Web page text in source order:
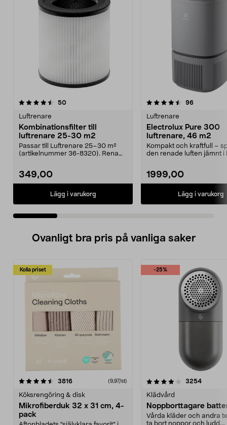
50recensioner
Luftrenare
Kombinationsfilter till
luftrenare 25-30 m2
Passar till Luftrenare 25–30 m²
(artikelnummer 36-8320). Rena
349,00
Lägg i varukorg
4.5 av 5 stjärnor 96recensioner
Luftrenare
Electrolux Pure 300
luftrenare, 46 m2
Kompakt och kraftfull –
den renade luften jämnt i
1999,00
Lägg i varukorg
4.5 av 5 stjärnor
Ovanligt bra pris på vanliga saker
Kolla priset
3816recensioner (9,97/st)
Köksrengöring & disk
Mikrofiberduk 32 x 31 cm, 4-
pack
-25%
4.0av 5 stjärnor 3254
Klädvård
Noppborttagare
Vårda kläder och andra
4.5av 5 stjärnor